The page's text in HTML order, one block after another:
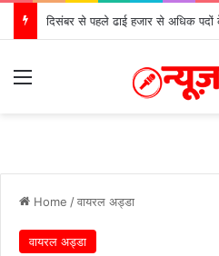
दिसंबर से पहले ढाई हजार से अधिक पदों
Menu
Home /वायरल अड्डा
वायरल अड्डा